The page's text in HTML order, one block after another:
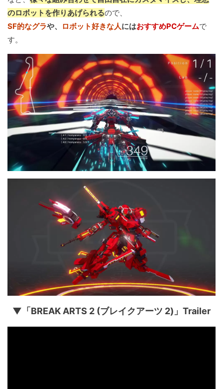
のロボットを作りあげられるので、
SF的なグラや、 ロボット好きな人にはおすすめPCゲームで
す。
▼「BREAK ARTS 2 (ブレイクアーツ 2)」Trailer